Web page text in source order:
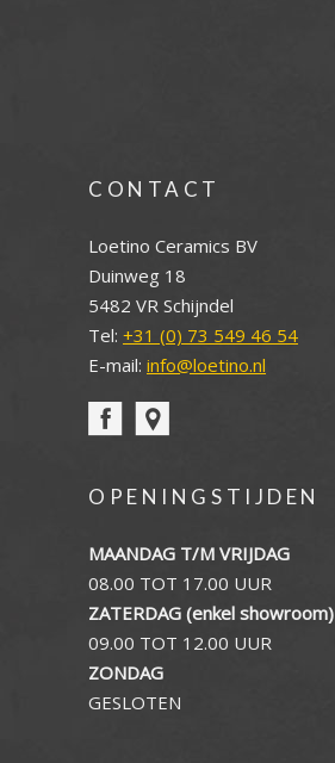
CONTACT
Loetino Ceramics BV
Duinweg 18
5482 VR Schijndel
Tel: +31 (0) 73 549 46 54
E-mail: info@loetino.nl
OPENINGSTIJDEN
MAANDAG T/M VRIJDAG
08.00 TOT 17.00 UUR
ZATERDAG (enkel showroom)
09.00 TOT 12.00 UUR
ZONDAG
GESLOTEN